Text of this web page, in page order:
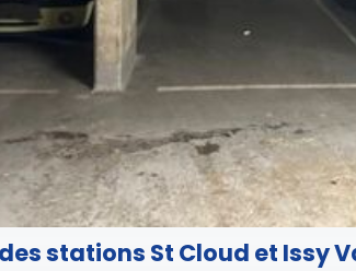
stations St Cloud et Issy